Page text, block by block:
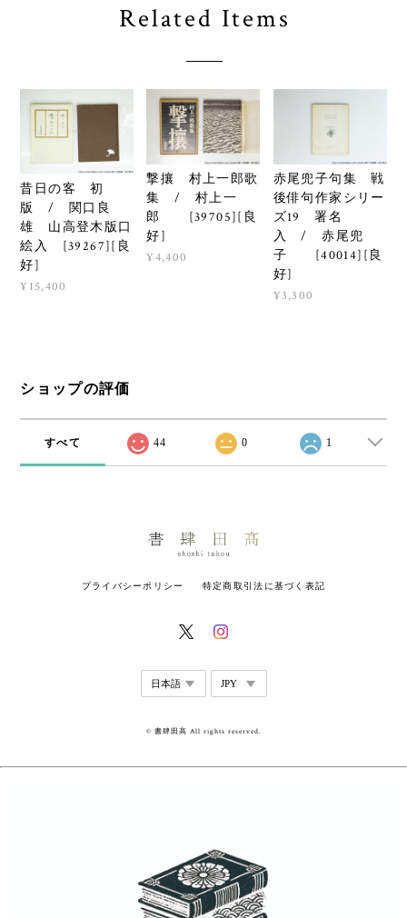
Related Items
昔日の客 初
版 / 関口良
雄 山高登木版口
絵入 [39267][良
好]
¥15,400
撃攘 村上一郎歌
集 / 村上一
郎 [39705][良
好]
¥4,400
赤尾兜子句集 戦
後俳句作家シリー
ズ19 署名
入 / 赤尾兜
子 [40014][良
好]
¥3,300
ショップの評価
すべて 44 0 1
プライバシーポリシー 特定商取引法に基づく表記
© 書肆田高 All rights reserved.